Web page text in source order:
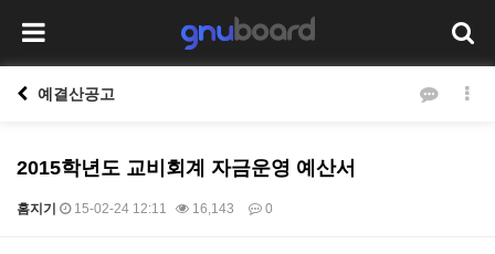
예결산공고
2015학년도 교비회계 자금운영 예산서
홈지기 15-02-24 12:11 16,143 0